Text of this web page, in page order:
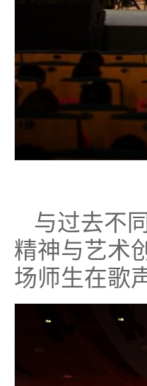
与过去不
精神与艺术
场师生在歌